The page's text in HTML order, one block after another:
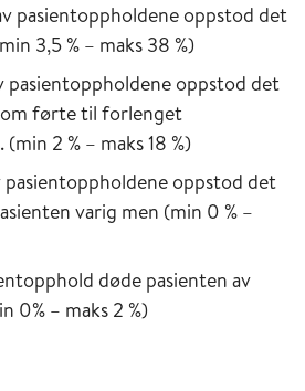
pasientoppholdene oppstod det
3,5 % – maks 38 %)
pasientoppholdene oppstod det
førte til forlenget
2 % – maks 18 %)
pasientoppholdene oppstod det
varig men (min 0 % –
døde pasienten av
0% – maks 2 %)